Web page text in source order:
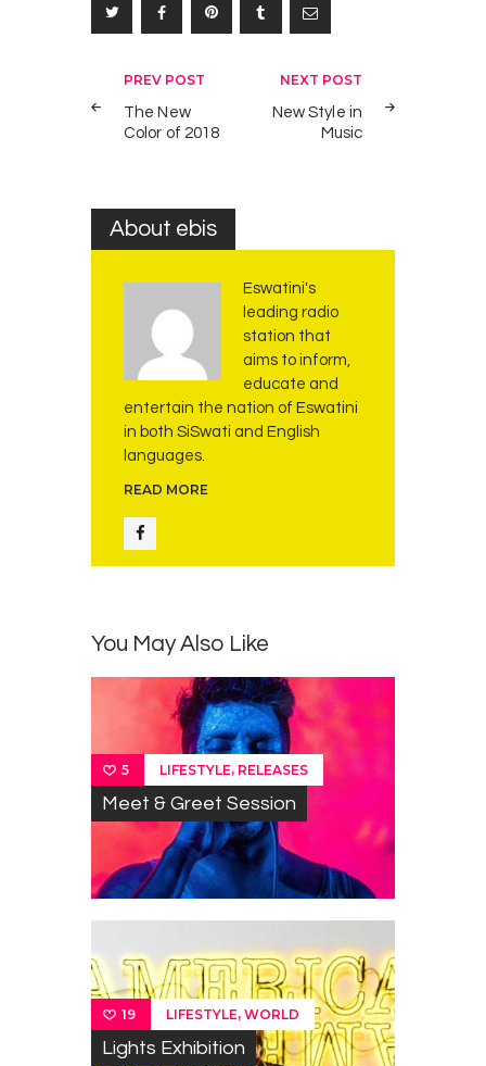
Post
navigation
PREV POST
The New
Color of 2018
NEXT POST
New Style in
Music
About ebis
Eswatini's
leading radio
station that
aims to inform,
educate and
entertain the nation of Eswatini
in both SiSwati and English
languages.
READ MORE
You May Also Like
5 LIFESTYLE, RELEASES
Meet & Greet Session
19 LIFESTYLE, WORLD
Lights Exhibition